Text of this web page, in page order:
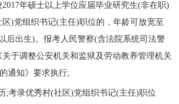
年硕士以上学位应届毕业研究生(非在职)
)党组织书记(主任)职位的，年龄可放宽至
后出生)。报考人民警察(含法院系统司法警
于调整公安机关和监狱及劳动教养管理机关
通知》要求执行;
录优秀村(社区)党组织书记(主任)职位